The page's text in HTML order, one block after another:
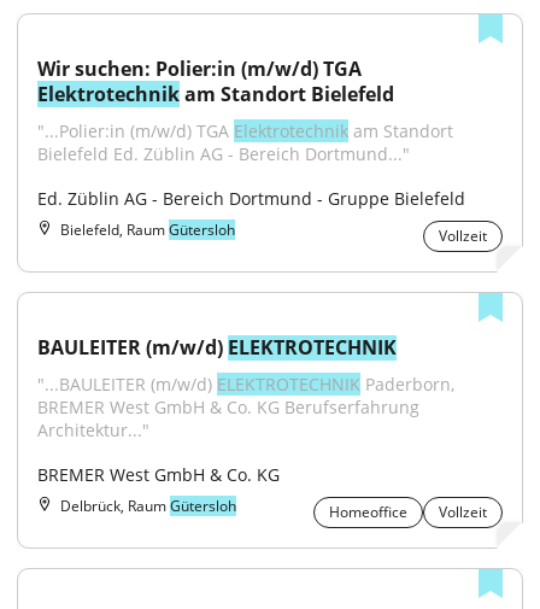
Elektrotechnik am Standort Bielefeld
"...Polier:in (m/w/d) TGA Elektrotechnik am Standort
Bielefeld Ed. Züblin AG - Bereich Dortmund..."
Ed. Züblin AG - Bereich Dortmund - Gruppe Bielefeld
Bielefeld, RaumGütersloh Vollzeit
BAULEITER (m/w/d) ELEKTROTECHNIK
"...BAULEITER (m/w/d) ELEKTROTECHNIK Paderborn,
BREMER West GmbH & Co. KG Berufserfahrung
Architektur..."
BREMER West GmbH & Co. KG
Delbrück, RaumGütersloh Homeoffice Vollzeit